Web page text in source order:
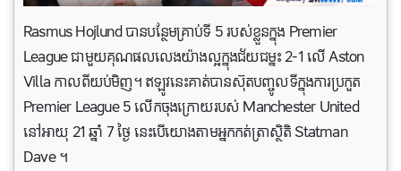
Rasmus Hojlund បានបន្ថែមគ្រាប់ទី 5 របស់ខ្លួនក្នុង Premier
League ជាមួយគុណ​ផលលេង​យ៉ាង​ល្អក្នុងជ័យជម្នះ 2-1 លើ Aston
Villa កាលពីយប់មិញ។ ឥឡូវនេះគាត់បានស៊ុតបញ្ចូលទីក្នុងការប្រកួត
Premier League 5 លើកចុងក្រោយរបស់ Manchester United
នៅអាយុ 21 ឆ្នាំ 7 ថ្ងៃ នេះបើយោងតាមអ្នកកត់ត្រាស្ថិតិ Statman
Dave ។